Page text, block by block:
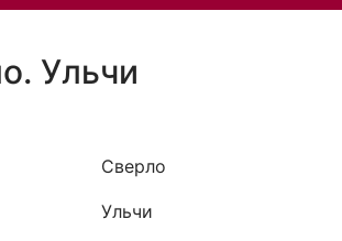
Ульчи
Сверло
Ульчи